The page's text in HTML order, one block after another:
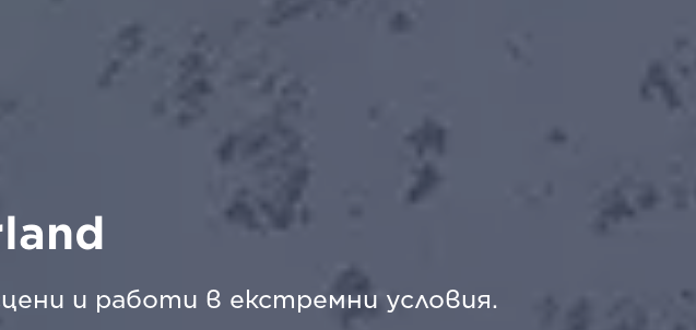
и работи в екстремни условия.